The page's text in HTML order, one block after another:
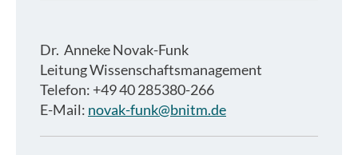
Dr. Anneke Novak-Funk
Leitung Wissenschaftsmanagement
Telefon: +49 40 285380-266
E-Mail: novak-funk@bnitm.de